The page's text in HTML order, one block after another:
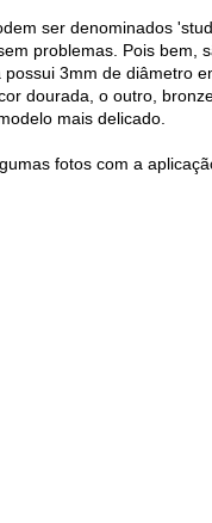
ser denominados
problemas. Pois bem,
3mm de diâmetro
dourada, o outro,
mais delicado.
fotos com a